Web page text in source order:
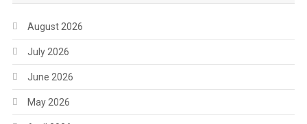
August 2026
July 2026
June 2026
May 2026